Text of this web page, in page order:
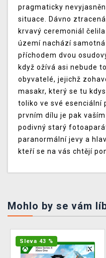
pragmaticky
situace. Dávno
krvavý ceremoniál
území nachází
příchodem dvou
když ožívá asi nebude
obyvatelé, jejichž
masakr, který se tu
toliko ve své esenciální
prvním dílu je pak
podivný starý
paranormální jevy a
kteří se na vás chtějí
Mohlo by se vám
Sleva 43 %